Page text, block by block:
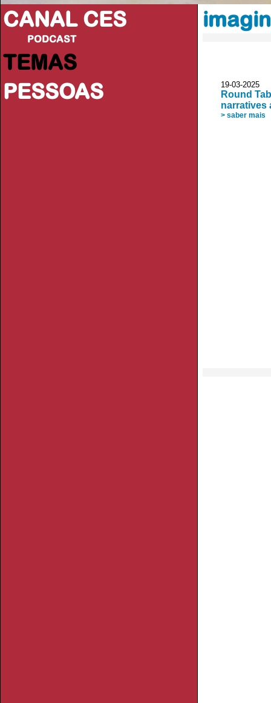
CANAL CES
PODCAST
TEMAS
PESSOAS
19-03-
Round
narratives
> saber mais